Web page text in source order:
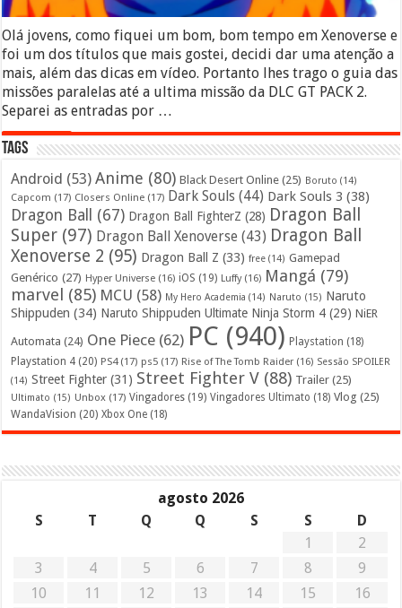
Olá jovens, como fiquei um bom, bom tempo em Xenoverse e
foi um dos títulos que mais gostei, decidi dar uma atenção a
mais, além das dicas em vídeo. Portanto lhes trago o guia das
missões paralelas até a ultima missão da DLC GT PACK 2.
Separei as entradas por …
Leia mais »
Tags
Android (53) Anime (80) Black Desert Online (25) Boruto (14)
Capcom (17) Closers Online (17) Dark Souls (44) Dark Souls 3 (38)
Dragon Ball (67) Dragon Ball FighterZ (28) Dragon Ball
Super (97) Dragon Ball Xenoverse (43) Dragon Ball
Xenoverse 2 (95) Dragon Ball Z (33) free (14) Gamepad
Genérico (27) Hyper Universe (16) iOS (19) Luffy(16) Mangá (79)
marvel (85) MCU (58) My Hero Academia (14) Naruto (15) Naruto
Shippuden (34) Naruto Shippuden Ultimate Ninja Storm 4 (29) NiER
Automata (24) One Piece (62) PC (940) Playstation (18)
Playstation 4 (20) PS4(17) ps5 (17) Rise of The Tomb Raider (16) Sessão SPOILER
(14) Street Fighter (31) Street Fighter V (88) Trailer (25)
Ultimato (15) Unbox (17) Vingadores (19) Vingadores Ultimato (18) Vlog (25)
WandaVision (20) Xbox One (18)
agosto 2026
S
T Q Q S S
D
1
2
3
4 5 6 7 8
9
10
11 12 13 14 15
16